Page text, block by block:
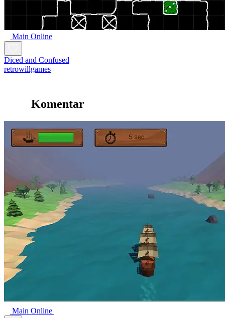
Main Online
Diced and Confused
retrowillgames
Komentar
Main Online